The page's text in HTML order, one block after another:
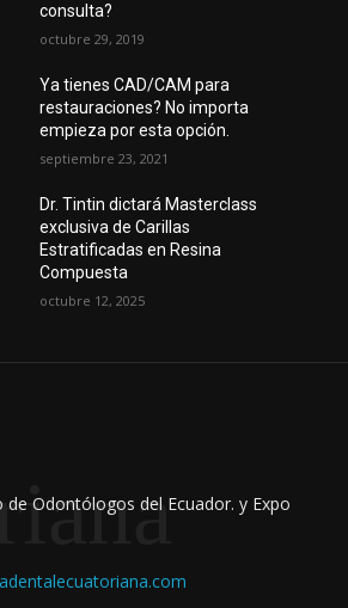
consulta?
octubre 29, 2019
Ya tienes CAD/CAM para
restauraciones? No importa
empieza por esta opción.
septiembre 23, 2021
Dr. Tintin dictará Masterclass
exclusiva de Carillas
Estratificadas en Resina
Compuesta
octubre 12, 2025
de Odontólogos del Ecuador. y Expo